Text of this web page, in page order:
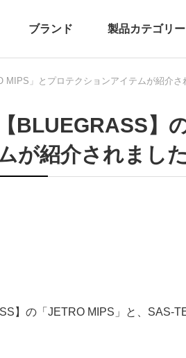
ブランド 製品カテゴリー
ーツ アクセサリー
スリリース ブログ
」とプロテクションアイテムが紹介さ
BLUEGRASS】
が紹介されました
】の「JETRO MIPS」と、SAS-